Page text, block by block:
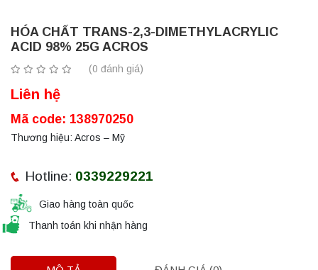
HÓA CHẤT TRANS-2,3-DIMETHYLACRYLIC
ACID 98% 25G ACROS
(0 đánh giá)
Liên hệ
Mã code: 138970250
Thương hiệu: Acros – Mỹ
Hotline: 0339229221
Giao hàng toàn quốc
Thanh toán khi nhận hàng